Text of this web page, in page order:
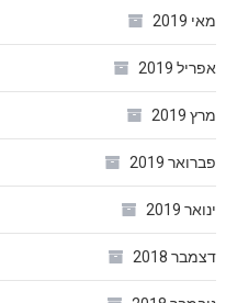
מאי 2019
אפריל 2019
מרץ 2019
פברואר 2019
ינואר 2019
דצמבר 2018